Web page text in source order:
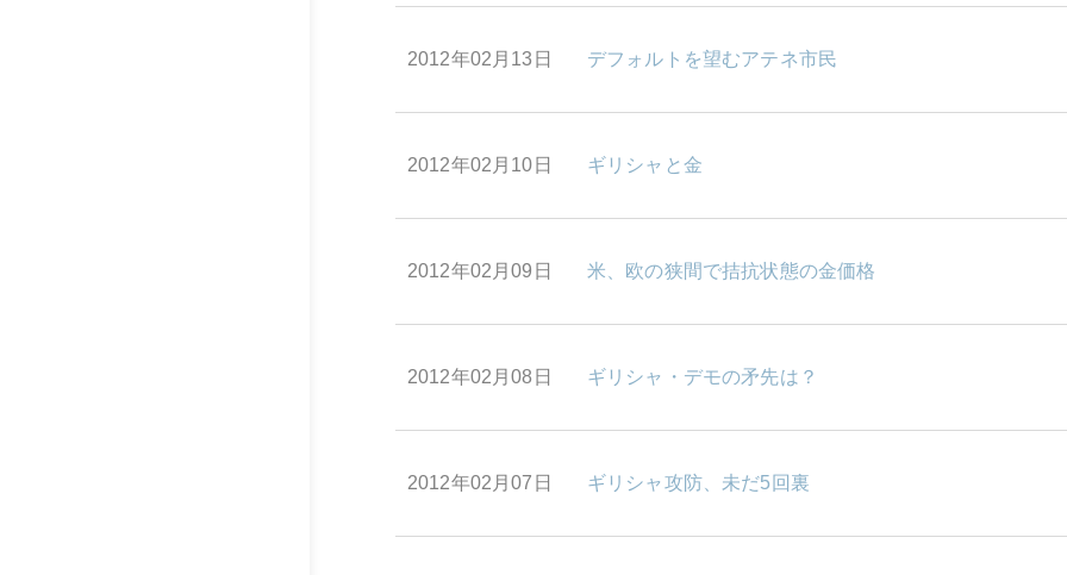
2012年02月13日 デフォルトを望むアテネ市民
2012年02月10日 ギリシャと金
2012年02月09日 米、欧の狭間で拮抗状態の金価格
2012年02月08日 ギリシャ・デモの矛先は？
2012年02月07日 ギリシャ攻防、未だ5回裏